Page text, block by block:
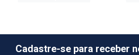
Cadastre-se para receber